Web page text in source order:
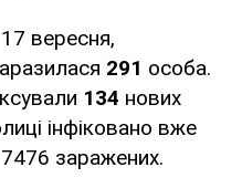
вересня,
291 особа.
134 нових
інфіковано вже
заражених.